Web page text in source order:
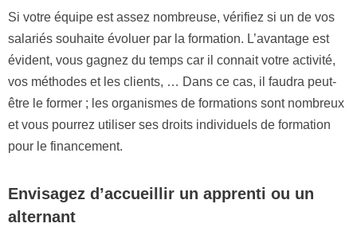
Si votre équipe est assez nombreuse, vérifiez si un de vos
salariés souhaite évoluer par la formation. L’avantage est
évident, vous gagnez du temps car il connait votre activité,
vos méthodes et les clients, … Dans ce cas, il faudra peut-
être le former ; les organismes de formations sont nombreux
et vous pourrez utiliser ses droits individuels de formation
pour le financement.
Envisagez d’accueillir un apprenti ou un
alternant